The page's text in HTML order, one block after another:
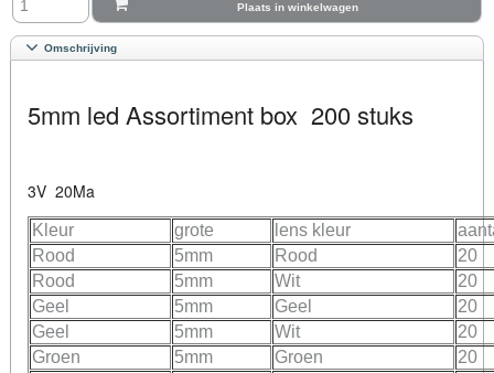
Plaats in winkelwagen
Omschrijving
5mm led Assortiment box 200 stuks
3V 20Ma
Kleur grote lens kleur
Rood
5mm Rood
20
Rood
5mm Wit
20
Geel
5mm Geel
20
Geel
5mm Wit
20
Groen
5mm Groen
20